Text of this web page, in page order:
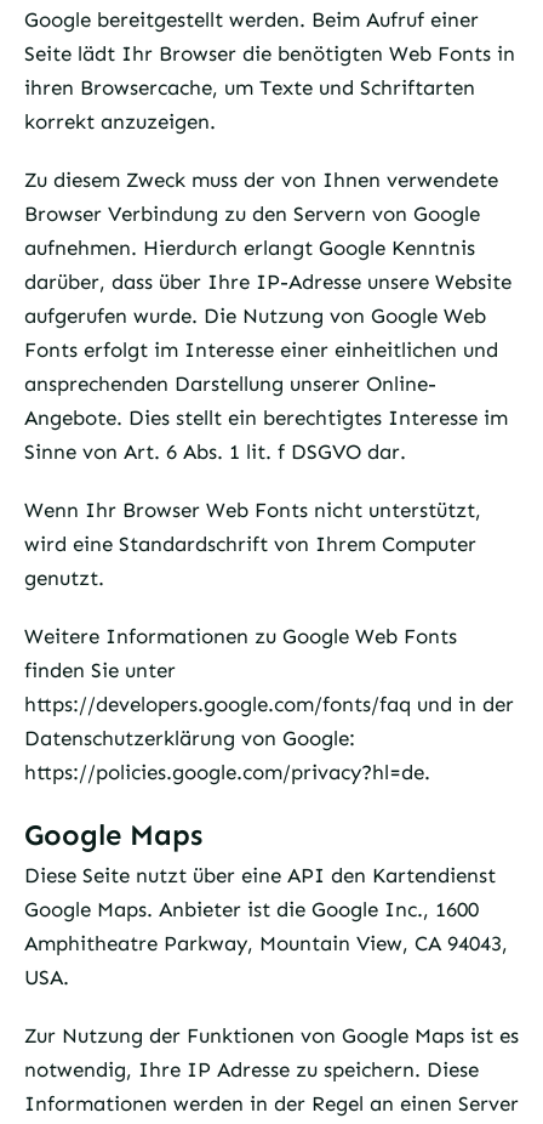
Google bereitgestellt werden. Beim Aufruf einer
Seite lädt Ihr Browser die benötigten Web Fonts in
ihren Browsercache, um Texte und Schriftarten
korrekt anzuzeigen.
Zu diesem Zweck muss der von Ihnen verwendete
Browser Verbindung zu den Servern von Google
aufnehmen. Hierdurch erlangt Google Kenntnis
darüber, dass über Ihre IP-Adresse unsere Website
aufgerufen wurde. Die Nutzung von Google Web
Fonts erfolgt im Interesse einer einheitlichen und
ansprechenden Darstellung unserer Online-
Angebote. Dies stellt ein berechtigtes Interesse im
Sinne von Art. 6 Abs. 1 lit. f DSGVO dar.
Wenn Ihr Browser Web Fonts nicht unterstützt,
wird eine Standardschrift von Ihrem Computer
genutzt.
Weitere Informationen zu Google Web Fonts
finden Sie unter
https://developers.google.com/fonts/faq und in der
Datenschutzerklärung von Google:
https://policies.google.com/privacy?hl=de.
Google Maps
Diese Seite nutzt über eine API den Kartendienst
Google Maps. Anbieter ist die Google Inc., 1600
Amphitheatre Parkway, Mountain View, CA 94043,
USA.
Zur Nutzung der Funktionen von Google Maps ist es
notwendig, Ihre IP Adresse zu speichern. Diese
Informationen werden in der Regel an einen Server